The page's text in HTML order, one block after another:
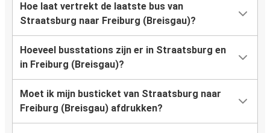
Hoe laat vertrekt de laatste bus van
Straatsburg naar Freiburg (Breisgau)?
Hoeveel busstations zijn er in Straatsburg en
in Freiburg (Breisgau)?
Moet ik mijn busticket van Straatsburg naar
Freiburg (Breisgau) afdrukken?